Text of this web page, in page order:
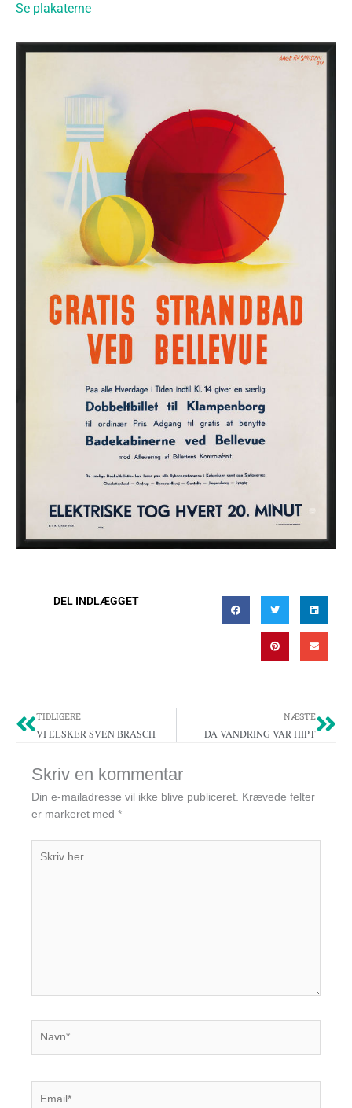
Se plakaterne
DEL INDLÆGGET
Tidligere
TIDLIGERE
VI ELSKER SVEN BRASCH
NÆSTE
DA VANDRING VAR HIPT
Skriv en kommentar
Din e-mailadresse vil ikke blive publiceret. Krævede felter
er markeret med *